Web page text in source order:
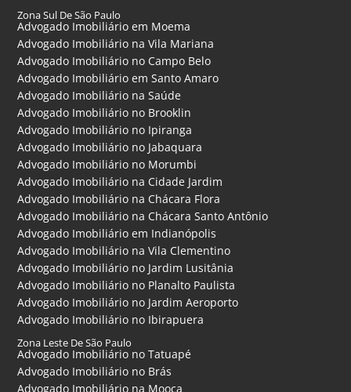
Zona Sul De São Paulo
Advogado Imobiliário em Moema
Advogado Imobiliário na Vila Mariana
Advogado Imobiliário no Campo Belo
Advogado Imobiliário em Santo Amaro
Advogado Imobiliário na Saúde
Advogado Imobiliário no Brooklin
Advogado Imobiliário no Ipiranga
Advogado Imobiliário no Jabaquara
Advogado Imobiliário no Morumbi
Advogado Imobiliário na Cidade Jardim
Advogado Imobiliário na Chácara Flora
Advogado Imobiliário na Chácara Santo Antônio
Advogado Imobiliário em Indianópolis
Advogado Imobiliário na Vila Clementino
Advogado Imobiliário no Jardim Lusitânia
Advogado Imobiliário no Planalto Paulista
Advogado Imobiliário no Jardim Aeroporto
Advogado Imobiliário no Ibirapuera
Zona Leste De São Paulo
Advogado Imobiliário no Tatuapé
Advogado Imobiliário no Brás
Advogado Imobiliário na Mooca